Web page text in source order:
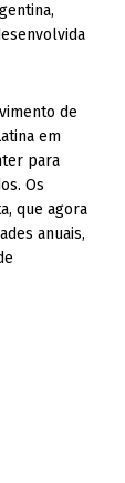
de
em
para
Os
que agora
anuais,